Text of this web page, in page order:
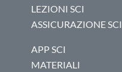
LEZIONI SCI
ASSICURAZIONE SCI
APP SCI
MATERIALI